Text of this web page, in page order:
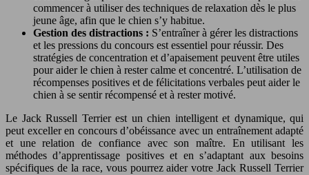
commencer à utiliser des techniques de relaxation dès le plus
jeune âge, afin que le chien s’y habitue.
Gestion des distractions : S’entraîner à gérer les distractions
et les pressions du concours est essentiel pour réussir. Des
stratégies de concentration et d’apaisement peuvent être utiles
pour aider le chien à rester calme et concentré. L’utilisation de
récompenses positives et de félicitations verbales peut aider le
chien à se sentir récompensé et à rester motivé.
Le Jack Russell Terrier est un chien intelligent et dynamique, qui
peut exceller en concours d’obéissance avec un entraînement adapté
et une relation de confiance avec son maître. En utilisant les
méthodes d’apprentissage positives et en s’adaptant aux besoins
spécifiques de la race, vous pourrez aider votre Jack Russell Terrier